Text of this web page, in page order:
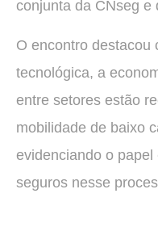
conjunta da CNseg e
O encontro destacou
tecnológica, a
entre setores estão
mobilidade de baixo
evidenciando o
seguros nesse